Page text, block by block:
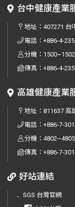
台中健康產業
地址：407271 台
電話：+886-4-
分機：
傳真：+886-4-
高雄健康產業
地址：811637 高
電話：+886-7-
分機：
傳真：+886-7-
好站連結
． SGS 台灣官網